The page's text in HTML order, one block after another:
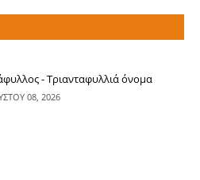
- Τριανταφυλλιά όνομα
08, 2026